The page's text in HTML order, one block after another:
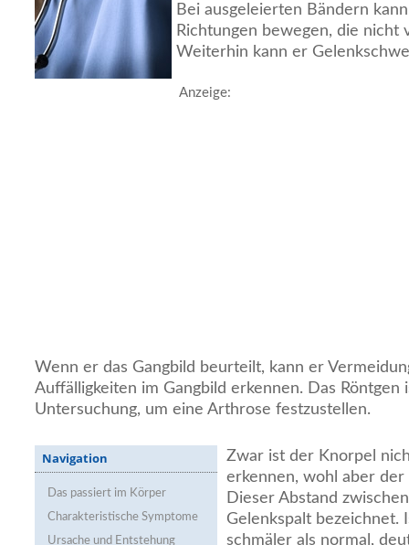
Bei ausgeleierten Bändern
Richtungen bewegen, die nicht
Weiterhin kann er
Anzeige:
Wenn er das Gangbild beurteilt, kann er
Auffälligkeiten im Gangbild erkennen. Das Röntgen
Untersuchung, um eine Arthrose festzustellen.
Navigation
Das passiert im Körper
Charakteristische Symptome
Ursache und Entstehung
Zwar ist der Knorpel
erkennen, wohl aber
Dieser Abstand
Gelenkspalt bezeichnet.
schmäler als normal,